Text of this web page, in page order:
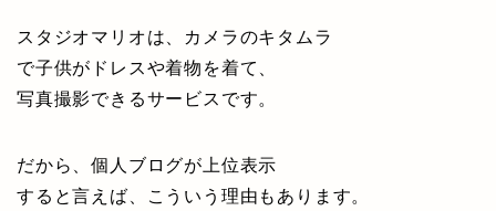
スタジオマリオは、カメラのキタムラ
で子供がドレスや着物を着て、
写真撮影できるサービスです。
だから、個人ブログが上位表示
すると言えば、こういう理由もあります。